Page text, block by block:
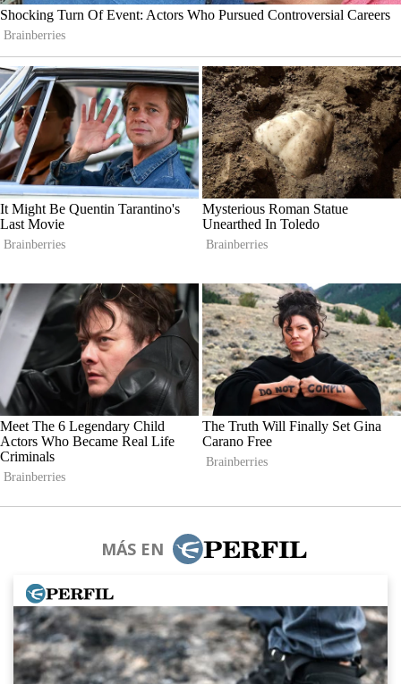
MÁS EN